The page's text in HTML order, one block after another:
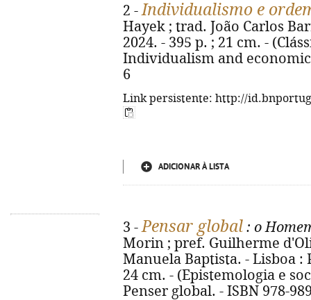
2 -Individualismo e
Hayek ; trad. João Carlos
2024. - 395 p. ; 21 cm. -
Individualism and economic
6
Link persistente: http://
ADICIONAR À LISTA
3 -Pensar global : o
Morin ; pref. Guilherme
Manuela Baptista. - Lisboa :
24 cm. - (Epistemologia e
Penser global. - ISBN 978-